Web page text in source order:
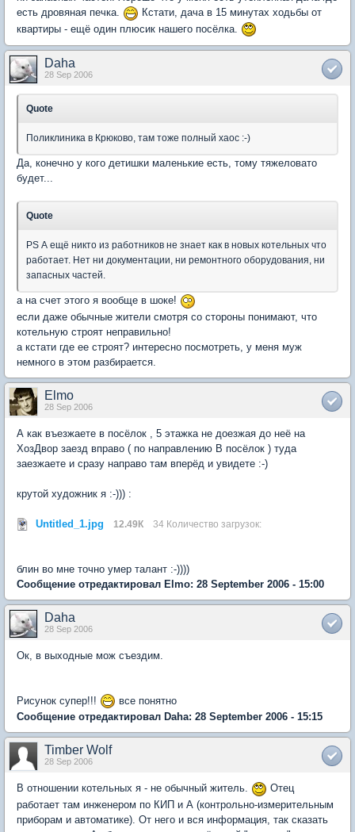
есть дровяная печка.
Кстати, дача в 15 минутах ходьбы от
квартиры - ещё один плюсик нашего посёлка.
Daha
28 Sep 2006
Quote
Поликлиника в Крюково, там тоже полный хаос :-)
Да, конечно у кого детишки маленькие есть, тому тяжеловато
будет...
Quote
PS А ещё никто из работников не знает как в новых котельных что
работает. Нет ни документации, ни ремонтного оборудования, ни
запасных частей.
а на счет этого я вообще в шоке!
если даже обычные жители смотря со стороны понимают, что
котельную строят неправильно!
а кстати где ее строят? интересно посмотреть, у меня муж
немного в этом разбирается.
Elmo
28 Sep 2006
А как въезжаете в посёлок , 5 этажка не доезжая до неё на
ХозДвор заезд вправо ( по направлению В посёлок ) туда
заезжаете и сразу направо там вперёд и увидете :-)
крутой художник я :-))) :
Untitled_1.jpg 12.49К 34 Количество загрузок:
блин во мне точно умер талант :-))))
Сообщение отредактировал Elmo: 28 September 2006 - 15:00
Daha
28 Sep 2006
Ок, в выходные мож съездим.
Рисунок супер!!!
все понятно
Сообщение отредактировал Daha: 28 September 2006 - 15:15
Timber Wolf
28 Sep 2006
В отношении котельных я - не обычный житель.
Отец
работает там инженером по КИП и А (контрольно-измерительным
приборам и автоматике). От него и вся информация, так сказать